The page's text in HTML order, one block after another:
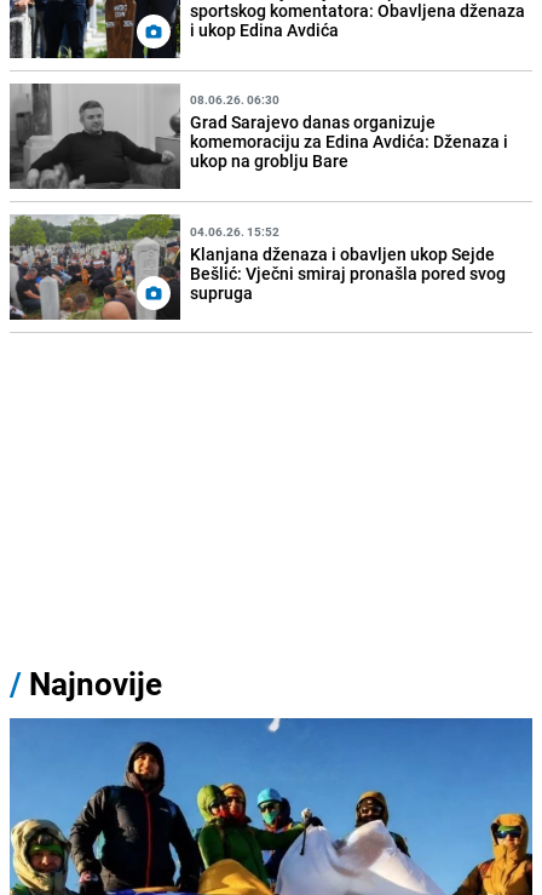
sportskog komentatora: Obavljena dženaza
i ukop Edina Avdića
08.06.26. 06:30
Grad Sarajevo danas organizuje
komemoraciju za Edina Avdića: Dženaza i
ukop na groblju Bare
04.06.26. 15:52
Klanjana dženaza i obavljen ukop Sejde
Bešlić: Vječni smiraj pronašla pored svog
supruga
/ Najnovije